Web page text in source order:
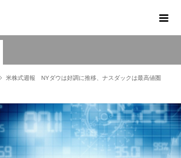
米株式週報 NYダウは好調に推移、ナスダックは最高値圏